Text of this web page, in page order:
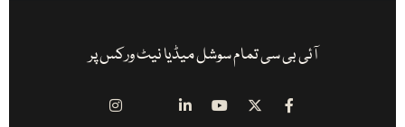
آئی بی سی تمام سوشل میڈیا نیٹ ورکس پر